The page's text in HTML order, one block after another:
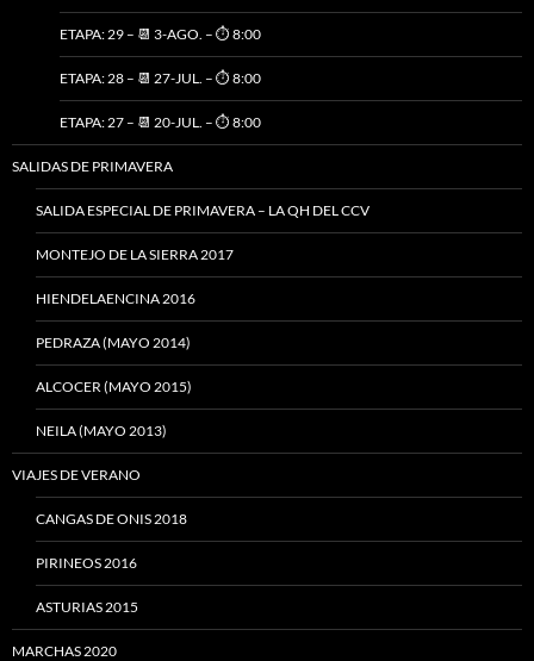
ETAPA: 29 – 📆 3-AGO. – ⏱️ 8:00
ETAPA: 28 – 📆 27-JUL. – ⏱️ 8:00
ETAPA: 27 – 📆 20-JUL. – ⏱️ 8:00
SALIDAS DE PRIMAVERA
SALIDA ESPECIAL DE PRIMAVERA – LA QH DEL CCV
MONTEJO DE LA SIERRA 2017
HIENDELAENCINA 2016
PEDRAZA (MAYO 2014)
ALCOCER (MAYO 2015)
NEILA (MAYO 2013)
VIAJES DE VERANO
CANGAS DE ONIS 2018
PIRINEOS 2016
ASTURIAS 2015
MARCHAS 2020